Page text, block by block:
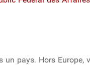
pays. Hors Europe,